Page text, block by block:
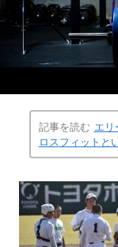
記事を読む エリ
ロスフィットと